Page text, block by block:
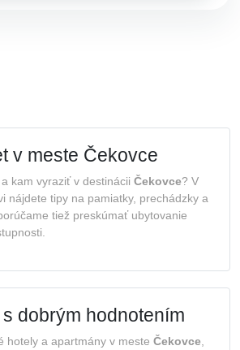
v meste Čekovce
kam vyraziť v destinácii Čekovce? V
nájdete tipy na pamiatky, prechádzky a
tiež preskúmať ubytovanie
dobrým hodnotením
hotely a apartmány v meste Čekovce